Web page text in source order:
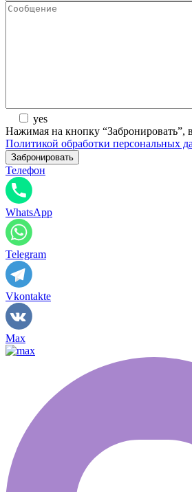
yes
Нажимая на кнопку “Забронировать”,
Политикой обработки персональных
Телефон
WhatsApp
Telegram
Vkontakte
Max